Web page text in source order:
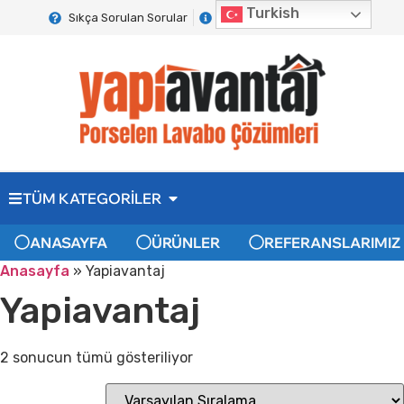
Sıkça Sorulan Sorular Hakkımızda İletişim
TÜM KATEGORİLER
ANASAYFA ÜRÜNLER REFERANSLARIMIZ
Anasayfa » Yapiavantaj
Yapiavantaj
2 sonucun tümü gösteriliyor
Turkish